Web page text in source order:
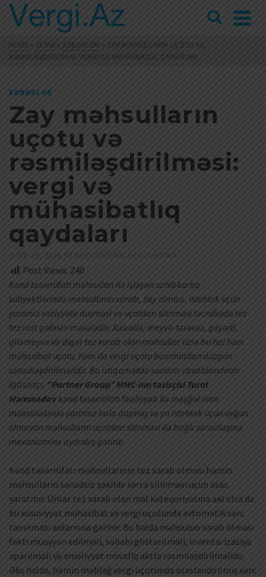
HOME » VERGI » XƏBƏRLƏR » ZAY MƏHSULLARIN UÇOTU VƏ
RƏSMILƏŞDIRILMƏSI: VERGI VƏ MÜHASIBATLIQ QAYDALARI
XƏBƏRLƏR
Zay məhsulların
uçotu və
rəsmiləşdirilməsi:
vergi və
mühasibatlıq
qaydaları
JUNE 23, 2026 BY ACCOUNTING ACCOUNTING
Post Views: 240
Kənd təsərrüfatı məhsulları ilə işləyən sahibkarlıq
subyektlərində məhsulların xarab, zay olması, istehlak üçün
yararsız vəziyyətə düşməsi və uçotdan silinməsi təcrübədə tez-
tez rast gəlinən məsələdir. Xüsusilə, meyvə-tərəvəz, göyərti,
giləmeyvə və digər tez xarab olan məhsullar üzrə bu hal həm
mühasibat uçotu, həm də vergi uçotu baxımından düzgün
sənədləşdirilməlidir. Bu istiqamətdə sualları cavablandıran
iqtisadçı, “Partner Group” MMC-nin təsisçisi Tural
Məmmədovkənd təsərrüfatı fəaliyyəti ilə məşğul olan
müəssisələrdə yararsız hala düşmüş və ya istehlak üçün uyğun
olmayan məhsulların uçotdan silinməsi ilə bağlı sənədləşmə
mexanizminə aydınlıq gətirib.
Kənd təsərrüfatı məhsullarının tez xarab olması həmin
məhsulların sənədsiz şəkildə xərcə silinməsi üçün əsas
yaratmır. Onlar tez xarab olan mal kateqoriyasına aid olsa da
bu xüsusiyyət mühasibat və vergi uçotunda avtomatik xərc
tanınması anlamına gəlmir. Bu halda məhsulun xarab olması
faktı müəyyən edilməli, səbəbi göstərilməli, inventarizasiya
aparılmalı və əməliyyat müvafiq aktla rəsmiləşdirilməlidir.
Əks halda, həmin məbləğ vergi uçotunda əsaslandırılmış xərc